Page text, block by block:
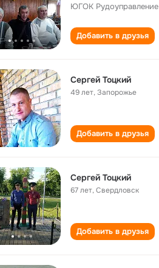
ЮГОК Рудоуправление
Добавить в друзья
Сергей Тоцкий
49 лет,Запорожье
Добавить в друзья
Сергей Тоцкий
67 лет,Свердловск
Добавить в друзья